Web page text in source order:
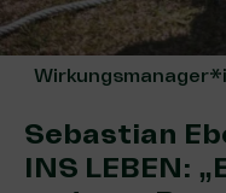
Sebastian
INS LEBEN: